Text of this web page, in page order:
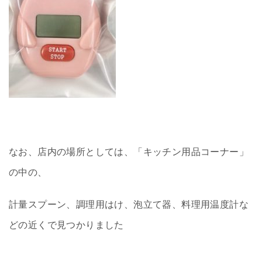
なお、店内の場所としては、「キッチン用品コーナー」
の中の、
計量スプーン、調理用はけ、泡立て器、料理用温度計な
どの近くで見つかりました